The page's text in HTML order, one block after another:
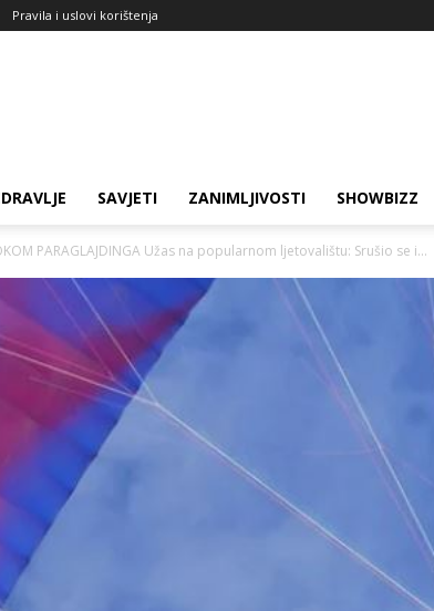
Pravila i uslovi korištenja
SAVJETI ZANIMLJIVOSTI SHOWBIZZ
PARAGLAJDINGA Užas na popularnom ljetovalištu: Srušio se i...